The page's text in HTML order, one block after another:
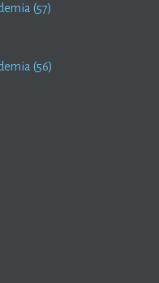
(57)
(56)